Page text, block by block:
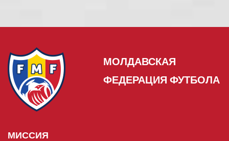
МОЛДАВСКАЯ
ФЕДЕРАЦИЯ ФУТБОЛА
МИССИЯ